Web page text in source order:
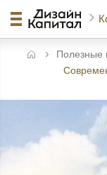
Полезные